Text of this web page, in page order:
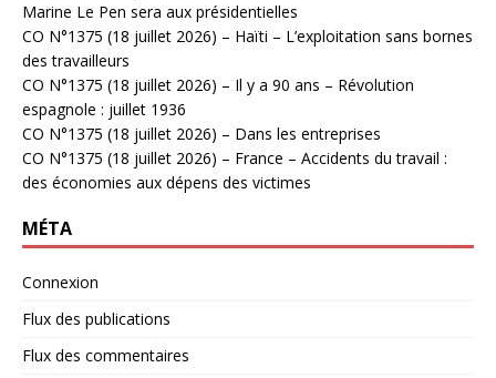
Marine Le Pen sera aux présidentielles
CO N°1375 (18 juillet 2026) – Haïti – L’exploitation sans bornes
des travailleurs
CO N°1375 (18 juillet 2026) – Il y a 90 ans – Révolution
espagnole : juillet 1936
CO N°1375 (18 juillet 2026) – Dans les entreprises
CO N°1375 (18 juillet 2026) – France – Accidents du travail :
des économies aux dépens des victimes
MÉTA
Connexion
Flux des publications
Flux des commentaires